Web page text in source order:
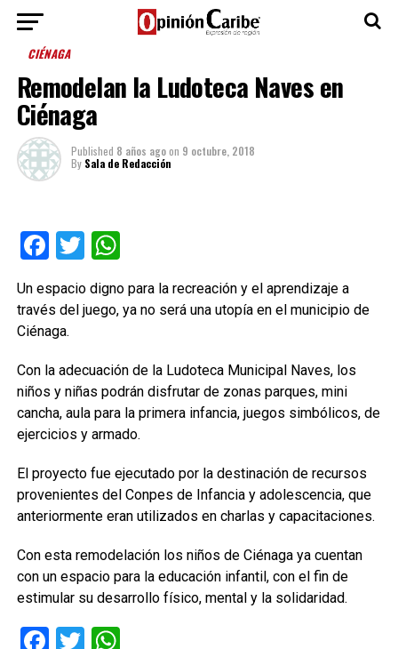
CIÉNAGA
Remodelan la Ludoteca Naves en
Ciénaga
Published 8 años agoon 9 octubre, 2018
By Sala de Redacción
Facebook
TwitterWhatsApp
Un espacio digno para la recreación y el aprendizaje a
través del juego, ya no será una utopía en el municipio de
Ciénaga.
Con la adecuación de la Ludoteca Municipal Naves, los
niños y niñas podrán disfrutar de zonas parques, mini
cancha, aula para la primera infancia, juegos simbólicos, de
ejercicios y armado.
El proyecto fue ejecutado por la destinación de recursos
provenientes del Conpes de Infancia y adolescencia, que
anteriormente eran utilizados en charlas y capacitaciones.
Con esta remodelación los niños de Ciénaga ya cuentan
con un espacio para la educación infantil, con el fin de
estimular su desarrollo físico, mental y la solidaridad.
Facebook
TwitterWhatsApp